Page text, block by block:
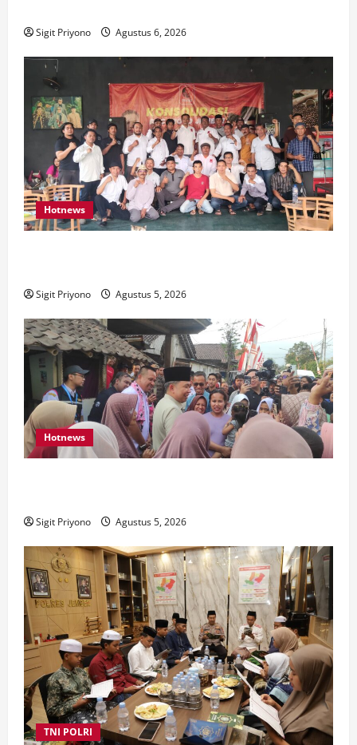
Sigit Priyono Agustus 6, 2026
Hotnews
Sigit Priyono Agustus 5, 2026
Hotnews
Sigit Priyono Agustus 5, 2026
TNI POLRI